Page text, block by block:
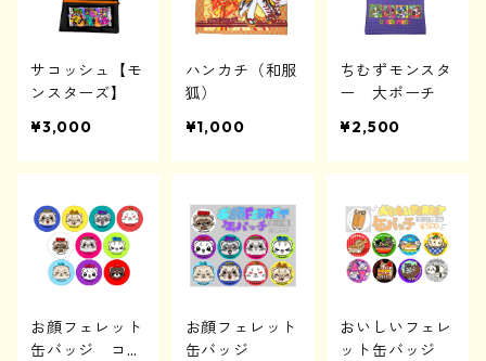
サコッシュ【モ
ンスターズ】
¥3,000
ハンカチ（和服
狐）
¥1,000
ちむずモンスタ
ー 大ポーチ
¥2,500
お顔フェレット
缶バッジ コン
お顔フェレット
缶バッジ
おいしいフェレ
ット缶バッジ